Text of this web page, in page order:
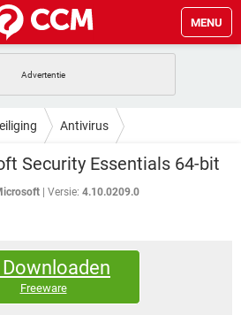
MENU
WINDOWS 10
CORONAVIRUS
SNAPCHAT
WINDOWS 10
GAMES
CORONAVIRUS
SNAPCHAT
WINDOWS 10
CORONAVIRUS
GAMES
Antivirus
Security Essentials 64-bit
Versie: 4.10.0209.0
Downloaden
Freeware